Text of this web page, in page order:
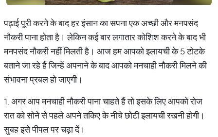
पढ़ाई पूरी करने के बाद हर इंसान का सपना एक अच्छी और मनपसंद
नौकरी पाना होता है। लेकिन कई बार लगातार कोशिश करने के बाद भी
मनपसंद नौकरी नहीं मिलती है। आज हम आपको इलायची के 5 टोटके
बताने जा रहे हैं जिन्हें अपनाने के बाद आपको मनचाही नौकरी मिलने की
संभावना प्रबल हो जाएगी।
1. अगर आप मनचाही नौकरी पाना चाहते हैं तो इसके लिए आपको रोज
रात को सोने से पहले अपने तकिए के नीचे छोटी इलायची रखनी होगी।
सुबह इसे पीपल पर चढ़ा दें।